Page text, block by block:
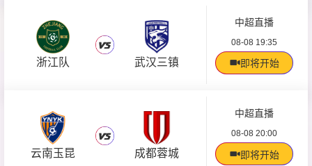
浙江队 武汉三镇
中超直播
08-08 19:35
即将开始
云南玉昆 成都蓉城
中超直播
08-08 20:00
即将开始